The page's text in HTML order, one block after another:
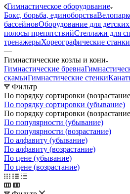
Гимнастическое оборудование
Бокс, борьба, единоборства
бассейновОборудование для
полосы препятствийСтеллажи для
тренажерыХореографические
—
Гимнастические козлы и кони
Гимнастические бревна
скамьиГимнастические стенки
Фильтр
По порядку сортировки
По порядку сортировки (убывание)
По порядку сортировки
По популярности (убывание)
По популярности (возрастание)
По алфавиту (убывание)
По алфавиту (возрастание)
По цене (убывание)
По цене (возрастание)